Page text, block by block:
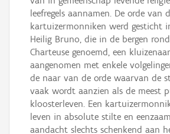
leefregels aannamen. De orde van
kartuizermonniken werd gesticht
Heilig Bruno, die in de bergen
Charteuse genoemd, een
aangenomen met enkele
de naar van de orde waarvan de
vaak wordt aanzien als de meest
kloosterleven. Een
leven in absolute stilte en
aandacht slechts schenkend aan